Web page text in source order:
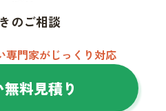
のご相談
専門家がじっくり対応
料見積り